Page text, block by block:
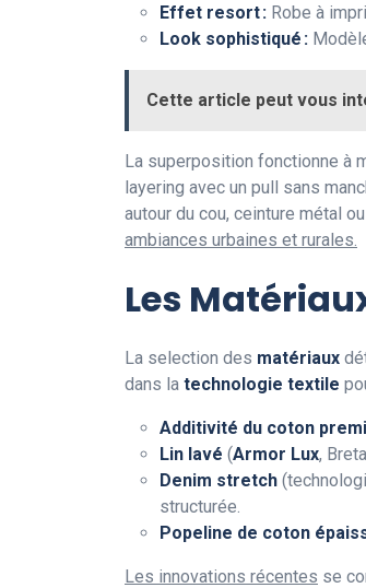
Effet resort : Robe à
Look sophistiqué :
Cette article peut vous
La superposition fonctionne à
layering avec un pull sans
autour du cou, ceinture métal
ambiances urbaines et rurales.
Les
La selection des matériaux
dans la technologie textile
Additivité du coton
Lin lavé (Armor Lux,
Denim stretch
structurée.
Popeline de coton
Les innovations récentes se